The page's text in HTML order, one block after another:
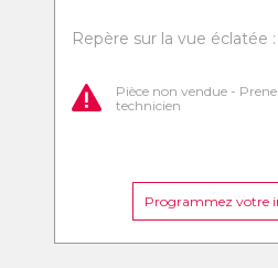
Repère sur la vue éclatée :
Pièce non vendue -
technicien
Programmez votre